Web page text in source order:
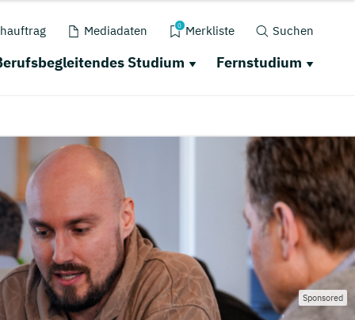
Mediadaten 0 Merkliste Suchen
Studium Fernstudium
Sponsored